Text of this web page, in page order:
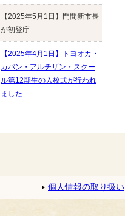
【2025年5月1日】門間新市長
が初登庁
【2025年4月1日】トヨオカ・
カバン・アルチザン・スクー
ル第12期生の入校式が行われ
ました
個人情報の取り扱い